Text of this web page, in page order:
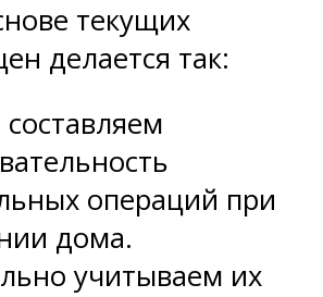
текущих
делается так:
операций при
дома.
учитываем их